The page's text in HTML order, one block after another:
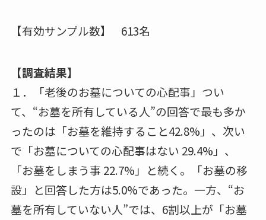
【有効サンプル数】 613名
【調査結果】
１．「老後のお墓についての心配事」つい
て、“お墓を所有している人”の回答で最も多か
ったのは「お墓を維持すること42.8%」、次い
で「お墓についての心配事はない 29.4%」、
「お墓をしまう事 22.7%」と続く。「お墓の移
設」と回答した方は5.0%であった。一方、“お
墓を所有していない人”では、6割以上が「お墓